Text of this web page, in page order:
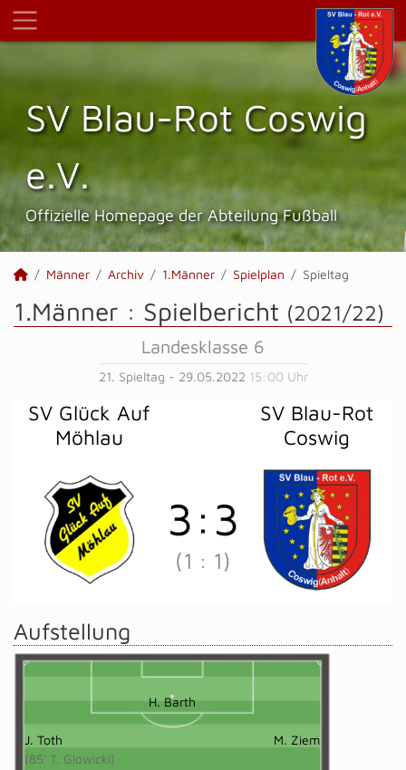
SV Blau-Rot Coswig
e.V.
Offizielle Homepage der Abteilung Fußball
Männer Archiv 1.Männer Spielplan Spieltag
1.Männer : Spielbericht (2021/22)
Landesklasse 6
21. Spieltag - 29.05.2022 15:00 Uhr
SV Glück Auf
Möhlau
SV Blau-Rot
Coswig
3 : 3
(1 : 1)
Aufstellung
H. Barth
J. Toth
(85' T. Glowicki)
M. Ziem